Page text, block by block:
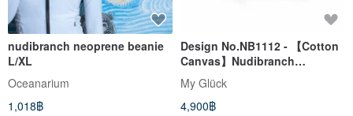
nudibranch neoprene beanie
L/XL
Oceanarium
1,018฿
Design No.NB1112 - 【Cotton
Canvas】Nudibranch
Shoulder Bags
My Glück
4,900฿